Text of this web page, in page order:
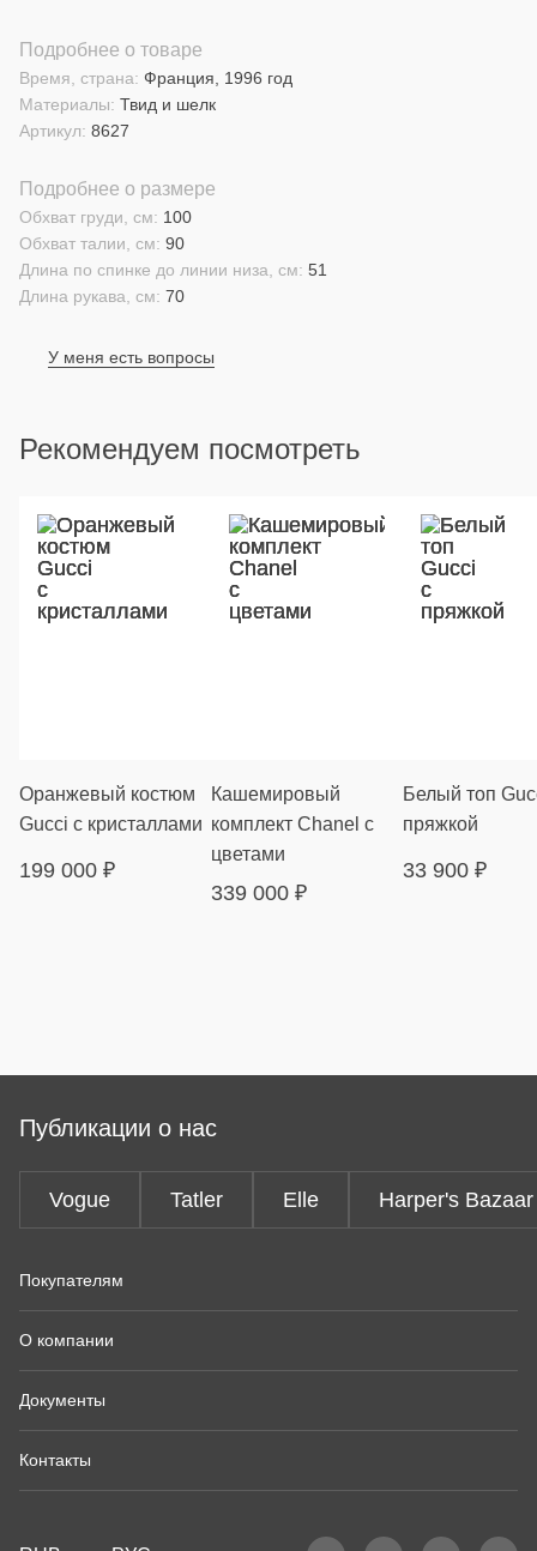
Подробнее о товаре
Материалы: Твид и шелк
Время, страна: Франция, 1996 год
Артикул: 8627
Подробнее о размере
Длина рукава, см: 70
Длина по спинке до линии низа, см: 51
Обхват талии, см: 90
Обхват груди, см: 100
У меня есть вопросы
Рекомендуем посмотреть
Оранжевый костюм
Gucci с кристаллами
199 000 ₽
Кашемировый
комплект Chanel с
цветами
339 000 ₽
Белый топ
пряжкой
33 900 ₽
Публикации о нас
Vogue Tatler Elle Harper's Bazaar
Покупателям
О компании
Документы
Контакты